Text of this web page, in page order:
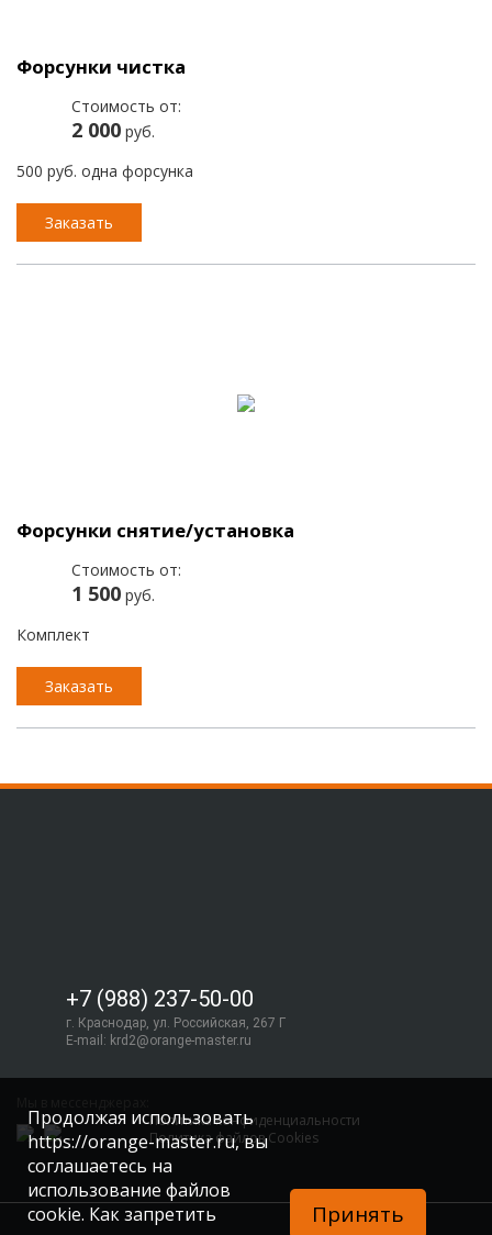
Форсунки чистка
Стоимость от:
2 000 руб.
500 руб. одна форсунка
Заказать
Форсунки снятие/установка
Стоимость от:
1 500 руб.
Комплект
Заказать
+7 (988) 237-50-00
г. Краснодар, ул. Российская, 267 Г
E-mail: krd2@orange-master.ru
Политика конфиденциальности
Политика файлов Cookies
Продолжая использовать
https://orange-master.ru, вы
соглашаетесь на
использование файлов
cookie. Как запретить
Принять